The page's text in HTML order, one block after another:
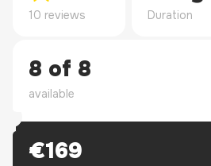
10 reviews Duration
8 of 8
available
€169